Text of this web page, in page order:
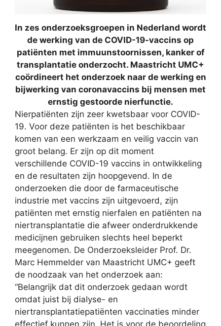
In zes onderzoeksgroepen in Nederland wordt
de werking van de COVID-19-vaccins op
patiënten met immuunstoornissen, kanker of
transplantatie onderzocht. Maastricht UMC+
coördineert het onderzoek naar de werking en
bijwerking van coronavaccins bij mensen met
ernstig gestoorde nierfunctie.
Nierpatiënten zijn zeer kwetsbaar voor COVID-
19. Voor deze patiënten is het beschikbaar
komen van een werkzaam en veilig vaccin van
groot belang. Er zijn op dit moment
verschillende COVID-19 vaccins in ontwikkeling
en de resultaten zijn hoopgevend. In de
onderzoeken die door de farmaceutische
industrie met vaccins zijn uitgevoerd, zijn
patiënten met ernstig nierfalen en patiënten na
niertransplantatie die afweer onderdrukkende
medicijnen gebruiken slechts heel beperkt
meegenomen. De Onderzoeksleider Prof. Dr.
Marc Hemmelder van Maastricht UMC+ geeft
de noodzaak van het onderzoek aan:
“Belangrijk dat dit onderzoek gedaan wordt
omdat juist bij dialyse- en
niertransplantatiepatiënten vaccinaties minder